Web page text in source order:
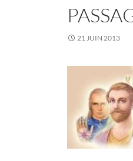
21 JUIN 2013